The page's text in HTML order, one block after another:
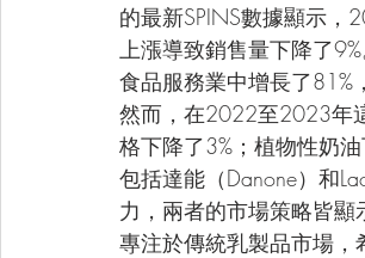
的最新SPINS數據顯示
上漲導致銷售量下降了
食品服務業中增長了81%
然而，在2022至2023年
格下降了3%；植物性奶
包括達能（Danone）和
力，兩者的市場策略皆顯
專注於傳統乳製品市場